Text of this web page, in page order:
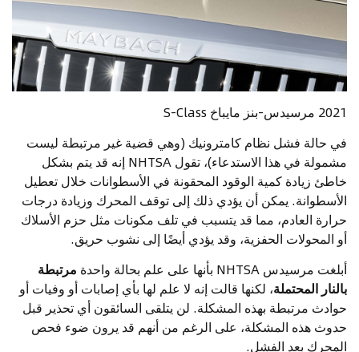
2021 مرسيدس-بنز مايباخ S-Class
في حالة فشل نظام كامترونيك (وهي قضية غير مرتبطة ليست
مشمولة في هذا الاستدعاء)، تقول NHTSA إنه قد يتم بشكل
خاطئ زيادة كمية الوقود المحقونة في الأسطوانات خلال تعطيل
الأسطوانة. يمكن أن يؤدي ذلك إلى توقف المحرك وزيادة درجات
حرارة العادم، مما قد يتسبب في تلف مكونات مثل حزم الأسلاك
أو المحولات الحفزية، وقد يؤدي أيضًا إلى نشوب حريق.
أبلغت مرسيدس NHTSA بأنها على علم بحالة واحدة
مرتبطة
بالنار المحتملة، لكنها قالت إنه لا علم لها بأي إصابات أو وفيات أو
حوادث مرتبطة بهذه المشكلة. لن يتلقى السائقون أي تحذير قبل
حدوث هذه المشكلة، على الرغم من أنهم قد يرون ضوء فحص
المحرك بعد الفشل.